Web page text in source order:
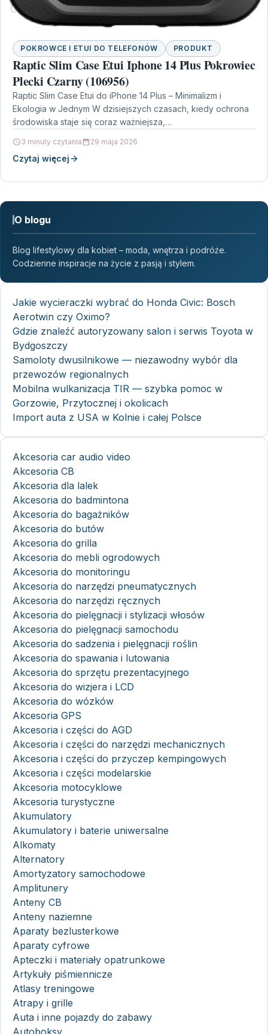
POKROWCE I ETUI DO TELEFONÓW PRODUKT
Raptic Slim Case Etui Iphone 14 Plus Pokrowiec
Plecki Czarny (106956)
Raptic Slim Case Etui do iPhone 14 Plus – Minimalizm i
Ekologia w Jednym W dzisiejszych czasach, kiedy ochrona
środowiska staje się coraz ważniejsza,…
3 minuty czytania 29 maja 2026
Czytaj więcej
O blogu
Blog lifestylowy dla kobiet – moda, wnętrza i podróże.
Codzienne inspiracje na życie z pasją i stylem.
Jakie wycieraczki wybrać do Honda Civic: Bosch
Aerotwin czy Oximo?
Gdzie znaleźć autoryzowany salon i serwis Toyota w
Bydgoszczy
Samoloty dwusilnikowe — niezawodny wybór dla
przewozów regionalnych
Mobilna wulkanizacja TIR — szybka pomoc w
Gorzowie, Przytocznej i okolicach
Import auta z USA w Kolnie i całej Polsce
Akcesoria car audio video
Akcesoria CB
Akcesoria dla lalek
Akcesoria do badmintona
Akcesoria do bagażników
Akcesoria do butów
Akcesoria do grilla
Akcesoria do mebli ogrodowych
Akcesoria do monitoringu
Akcesoria do narzędzi pneumatycznych
Akcesoria do narzędzi ręcznych
Akcesoria do pielęgnacji i stylizacji włosów
Akcesoria do pielęgnacji samochodu
Akcesoria do sadzenia i pielęgnacji roślin
Akcesoria do spawania i lutowania
Akcesoria do sprzętu prezentacyjnego
Akcesoria do wizjera i LCD
Akcesoria do wózków
Akcesoria GPS
Akcesoria i części do AGD
Akcesoria i części do narzędzi mechanicznych
Akcesoria i części do przyczep kempingowych
Akcesoria i części modelarskie
Akcesoria motocyklowe
Akcesoria turystyczne
Akumulatory
Akumulatory i baterie uniwersalne
Alkomaty
Alternatory
Amortyzatory samochodowe
Amplitunery
Anteny CB
Anteny naziemne
Aparaty bezlusterkowe
Aparaty cyfrowe
Apteczki i materiały opatrunkowe
Artykuły piśmiennicze
Atlasy treningowe
Atrapy i grille
Auta i inne pojazdy do zabawy